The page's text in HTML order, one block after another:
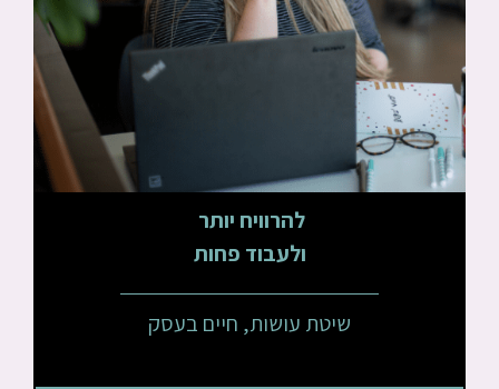
להרוויח יותר
ולעבוד פחות
שיטת עושות, חיים בעסק